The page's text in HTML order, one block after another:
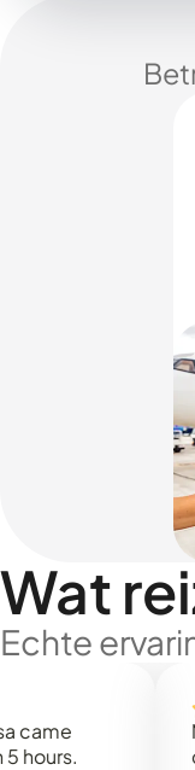
Wat
Echte
Molto